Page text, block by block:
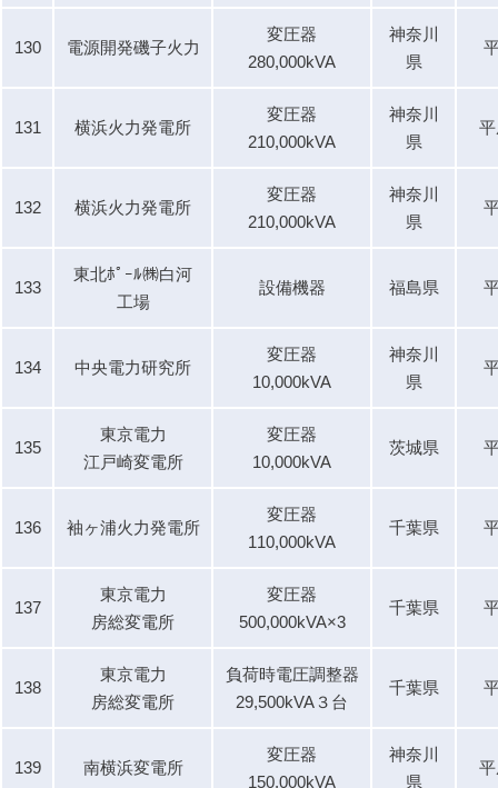
130 電源開発磯子火力
変圧器
280,000kVA
神奈川
県
131 横浜火力発電所
変圧器
210,000kVA
神奈川
県
132 横浜火力発電所
変圧器
210,000kVA
神奈川
県
133
東北ﾎﾟｰﾙ㈱白河
工場
設備機器 福島県
134 中央電力研究所
変圧器
10,000kVA
神奈川
県
135
東京電力
江戸崎変電所
変圧器
10,000kVA
茨城県
136 袖ヶ浦火力発電所
変圧器
110,000kVA
千葉県
137
東京電力
房総変電所
変圧器
500,000kVA×3
千葉県
138
東京電力
房総変電所
負荷時電圧調整器
29,500kVA３台
千葉県
139 南横浜変電所
変圧器
150,000kVA
神奈川
県